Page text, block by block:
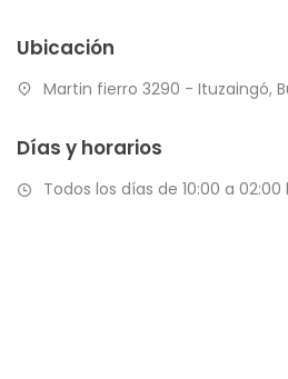
Ubicación
Martin fierro 3290 - Ituzaingó,
Días y horarios
Todos los días de 10:00 a 02:00